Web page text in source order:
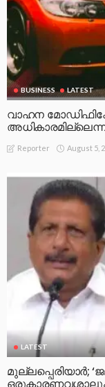
BUSINESS LATEST
വാഹന
Reporter August 5,
LATEST
മുല്ലപ്പെരിയാര്‍;